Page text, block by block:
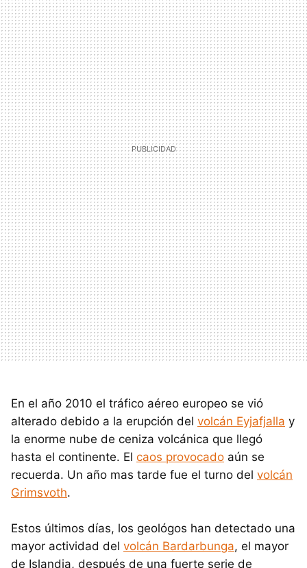
En el año 2010 el tráfico aéreo europeo se vió
alterado debido a la erupción del volcán Eyjafjalla y
la enorme nube de ceniza volcánica que llegó
hasta el continente. El caos provocado aún se
recuerda. Un año mas tarde fue el turno del volcán
Grimsvoth.
Estos últimos días, los geológos han detectado una
mayor actividad del volcán Bardarbunga, el mayor
de Islandia, después de una fuerte serie de